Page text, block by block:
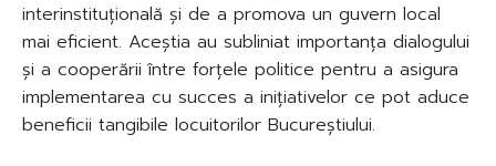
interinstituțională și de a promova un guvern local
mai eficient. Aceștia au subliniat importanța dialogului
și a cooperării între forțele politice pentru a asigura
implementarea cu succes a inițiativelor ce pot aduce
beneficii tangibile locuitorilor Bucureștiului.